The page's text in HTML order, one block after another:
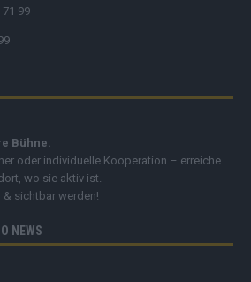
71 99
Bühne.
oder individuelle Kooperation – erreiche
wo sie aktiv ist.
sichtbar werden!
NEWS